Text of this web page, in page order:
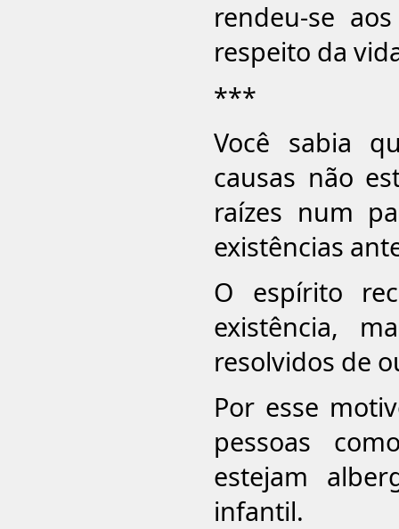
rendeu-se
respeito da
***
Você sabia
causas não
raízes num
existências
O espírito
existência,
resolvidos de
Por esse
pessoas
estejam
infantil.